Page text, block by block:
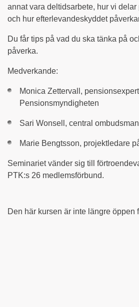
annat vara deltidsarbete, hur vi
och hur efterlevandeskyddet
Du får tips på vad du ska tänka på
påverka.
Medverkande:
Monica Zettervall,
Pensionsmyndigheten
Sari Wonsell, central
Marie Bengtsson, projektledare
Seminariet vänder sig till
PTK:s 26 medlemsförbund.
Den här kursen är inte längre öppen